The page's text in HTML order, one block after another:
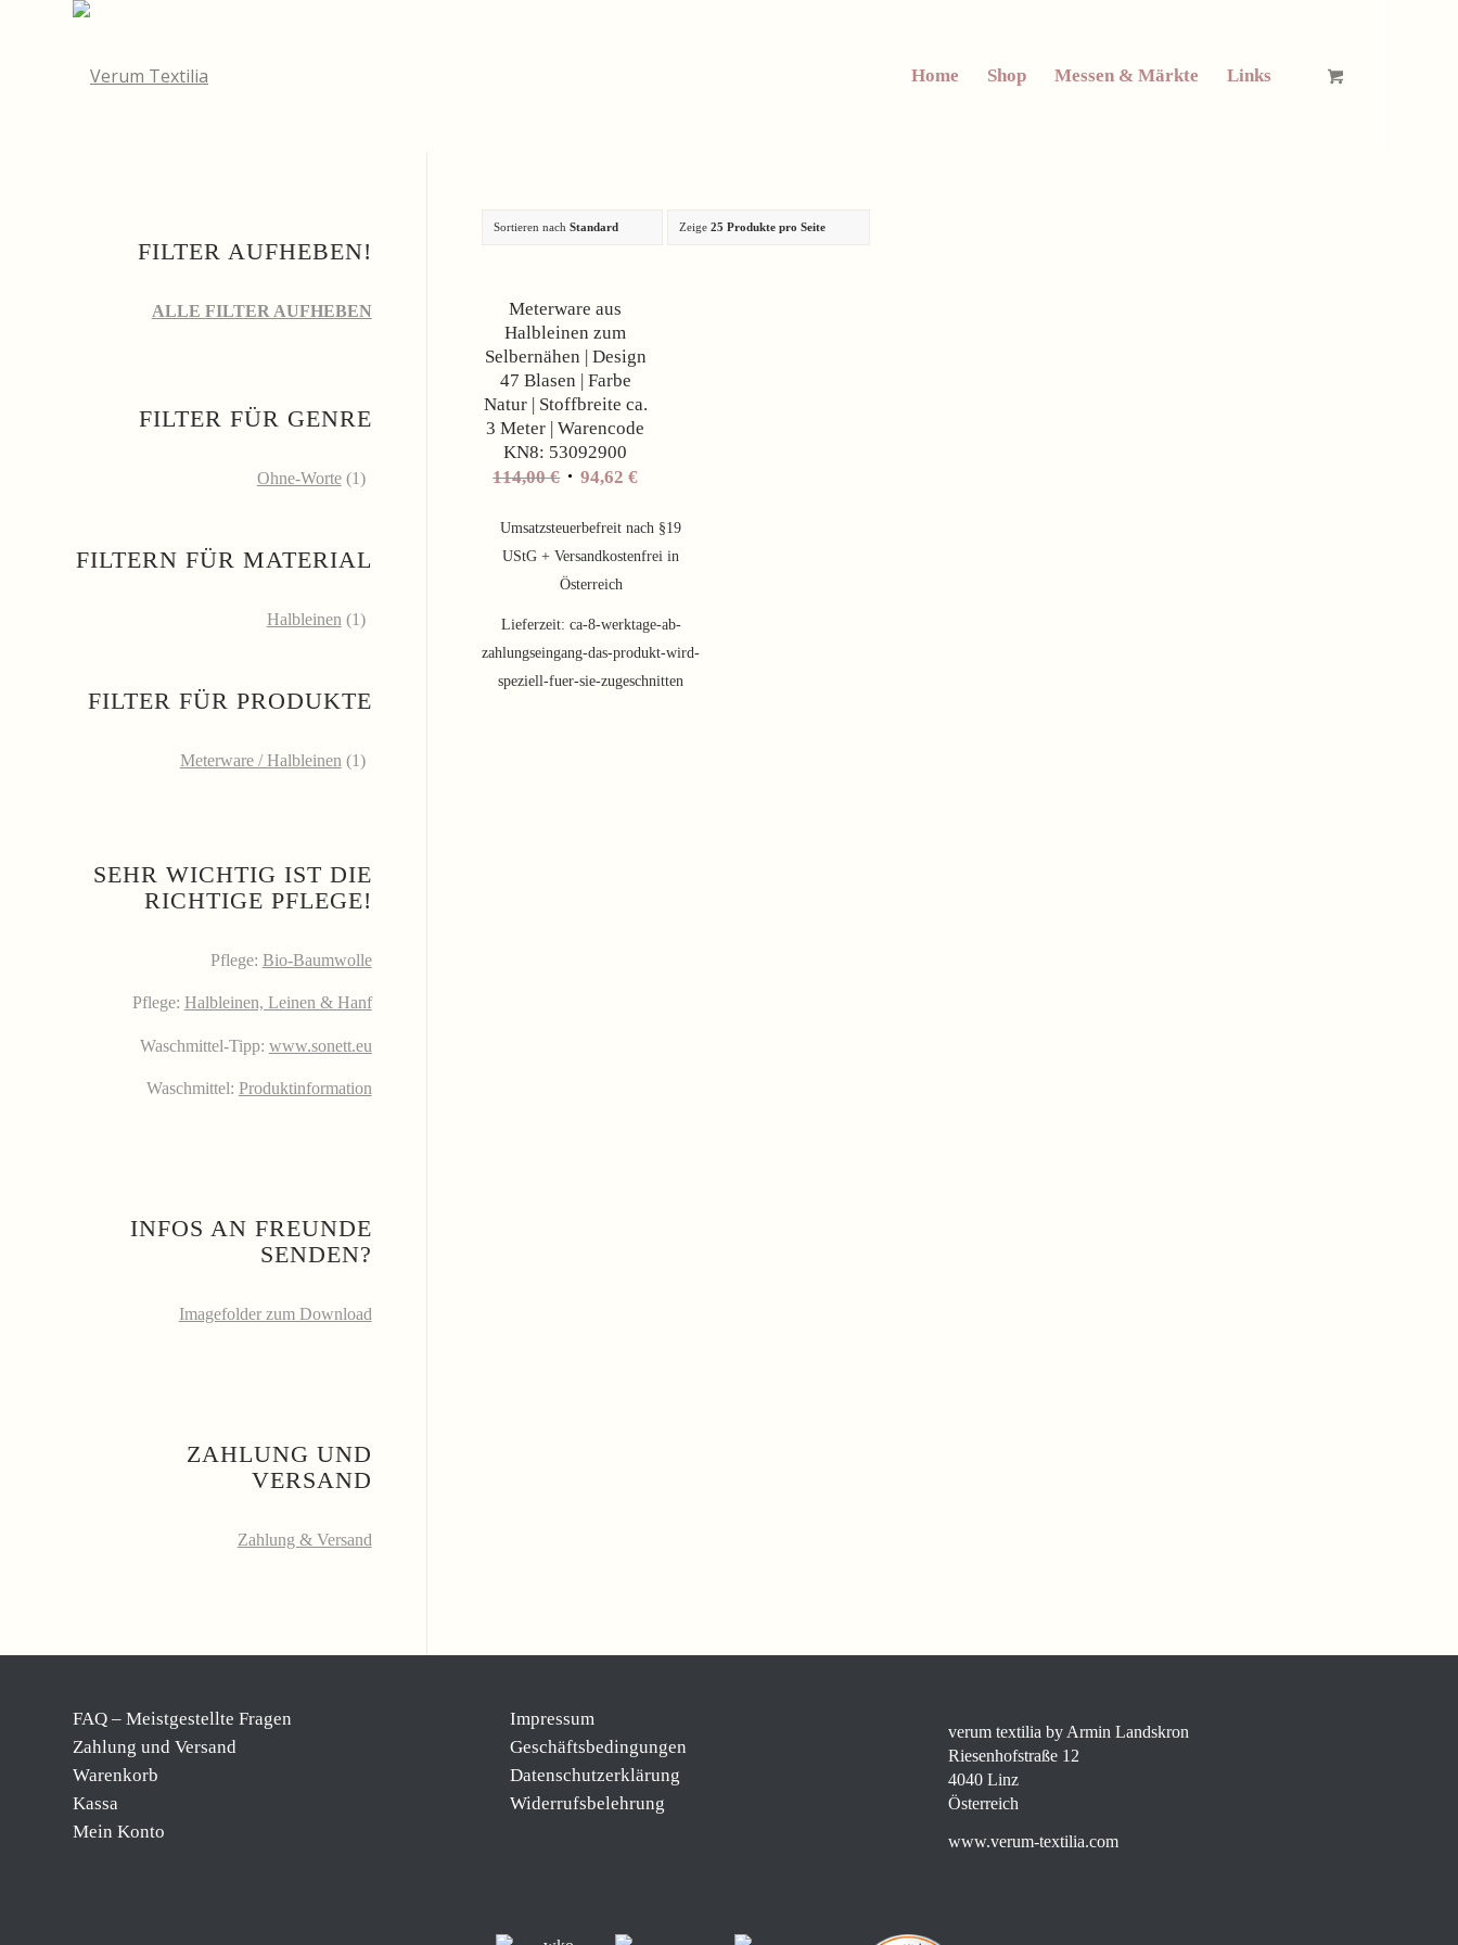
Home Shop Messen & Märkte Links
Sortieren nach Standard Zeige 25 Produkte pro Seite
Meterware aus
Halbleinen zum
Selbernähen | Design
47 Blasen | Farbe
Natur | Stoffbreite ca.
3 Meter | Warencode
KN8: 53092900
114,00€ Ursprünglicher
war:
114,00 €
94,62€Aktueller
ist:
94,62 €.
Umsatzsteuerbefreit nach §19
UStG + Versandkostenfrei in
Österreich
Lieferzeit: ca-8-werktage-ab-
zahlungseingang-das-produkt-wird-
speziell-fuer-sie-zugeschnitten
FILTER AUFHEBEN!
ALLE FILTER AUFHEBEN
FILTER FÜR GENRE
Ohne-Worte (1)
FILTERN FÜR MATERIAL
Halbleinen (1)
FILTER FÜR PRODUKTE
Meterware / Halbleinen (1)
SEHR WICHTIG IST DIE
RICHTIGE PFLEGE!
Pflege: Bio-Baumwolle
Pflege: Halbleinen, Leinen & Hanf
Waschmittel-Tipp: www.sonett.eu
Waschmittel: Produktinformation
INFOS AN FREUNDE
SENDEN?
Imagefolder zum Download
ZAHLUNG UND
VERSAND
Zahlung & Versand
FAQ – Meistgestellte Fragen
Zahlung und Versand
Warenkorb
Kassa
Mein Konto
Impressum
Geschäftsbedingungen
Datenschutzerklärung
Widerrufsbelehrung
verum textilia by Armin Landskron
Riesenhofstraße 12
4040 Linz
Österreich
www.verum-textilia.com